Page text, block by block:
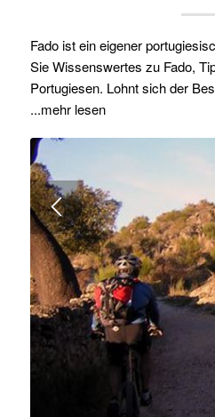
Fado ist ein eigener
Sie Wissenswertes zu Fado,
Portugiesen. Lohnt sich der
...mehr lesen